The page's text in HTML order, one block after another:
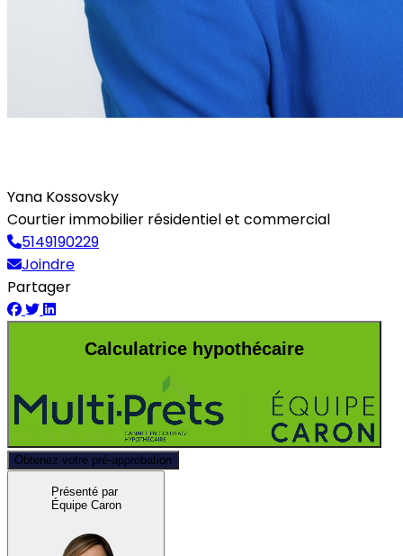
Yana Kossovsky
Courtier immobilier résidentiel et commercial
5149190229
Joindre
Partager
Calculatrice hypothécaire
Obtenez votre pré-approbation
Présenté par
Équipe Caron